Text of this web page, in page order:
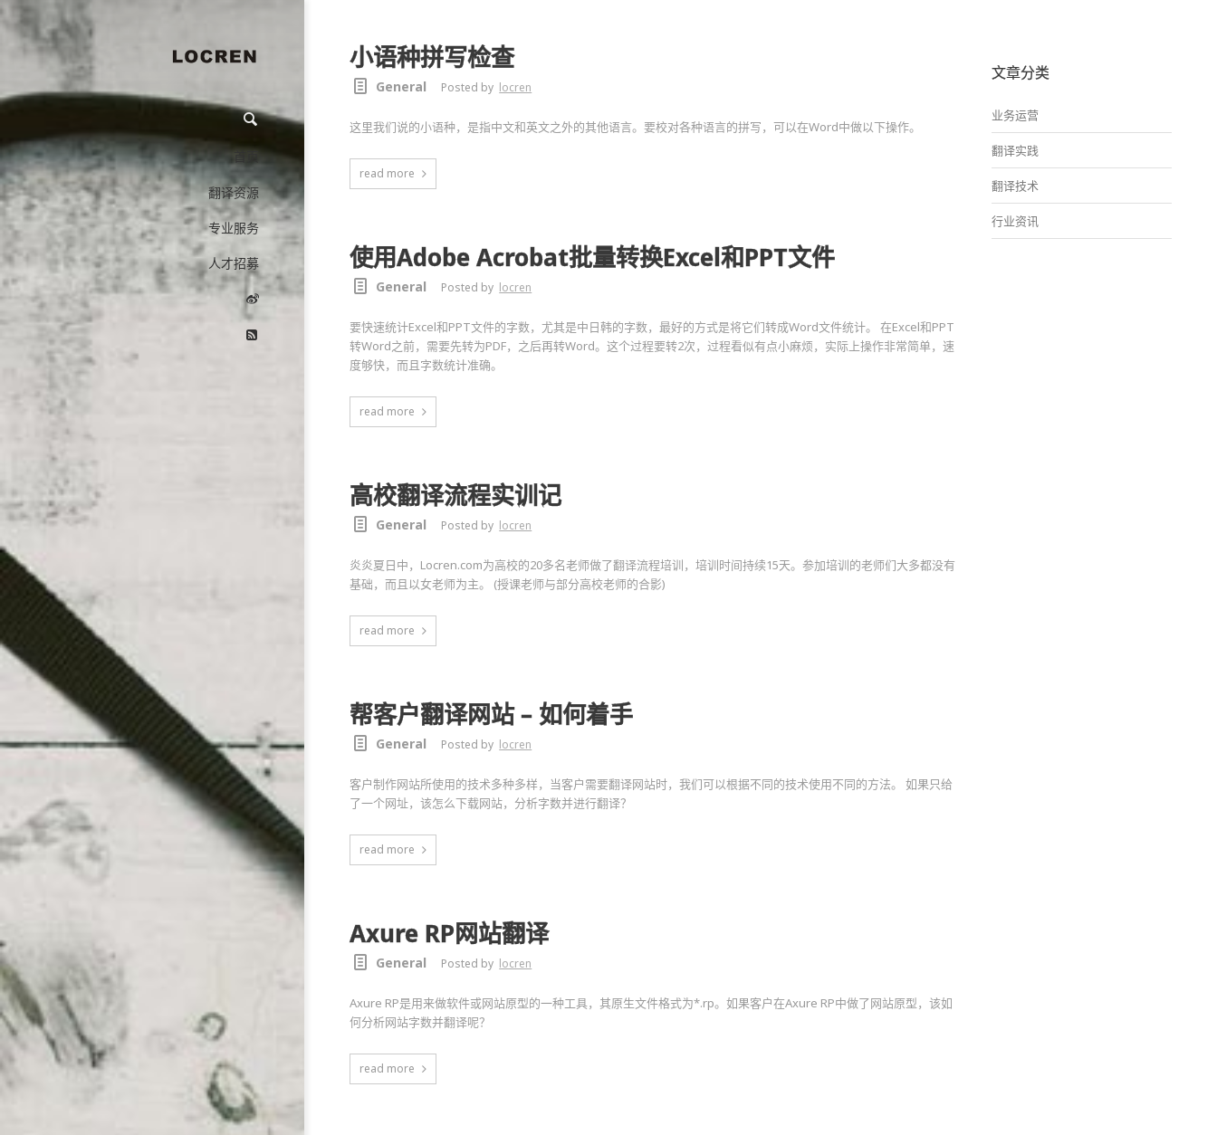
翻译资源
专业服务
人才招募
小语种拼写检查
General Posted by locren
这里我们说的小语种，是指中文和英文之外的其他语言。要校对各种语言的拼写，可以在Word中做以下操作。
read more
使用Adobe Acrobat批量转换Excel和PPT文件
General Posted by locren
要快速统计Excel和PPT文件的字数，尤其是中日韩的字数，最好的方式是将它们转成Word文件统计。 在Excel和PPT
转Word之前，需要先转为PDF，之后再转Word。这个过程要转2次，过程看似有点小麻烦，实际上操作非常简单，速
度够快，而且字数统计准确。
read more
高校翻译流程实训记
General Posted by locren
炎炎夏日中，Locren.com为高校的20多名老师做了翻译流程培训，培训时间持续15天。参加培训的老师们大多都没有
基础，而且以女老师为主。 (授课老师与部分高校老师的合影)
read more
帮客户翻译网站 – 如何着手
General Posted by locren
客户制作网站所使用的技术多种多样，当客户需要翻译网站时，我们可以根据不同的技术使用不同的方法。 如果只给
了一个网址，该怎么下载网站，分析字数并进行翻译？
read more
Axure RP网站翻译
General Posted by locren
Axure RP是用来做软件或网站原型的一种工具，其原生文件格式为*.rp。如果客户在Axure RP中做了网站原型，该如
何分析网站字数并翻译呢？
read more
文章分类
业务运营
翻译实践
翻译技术
行业资讯